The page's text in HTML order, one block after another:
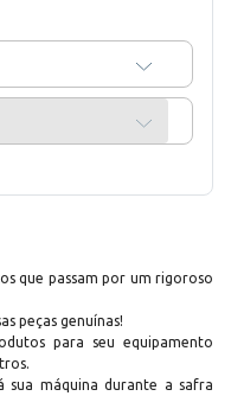
que passam por um rigoroso
peças genuínas!
para seu equipamento
sua máquina durante a safra